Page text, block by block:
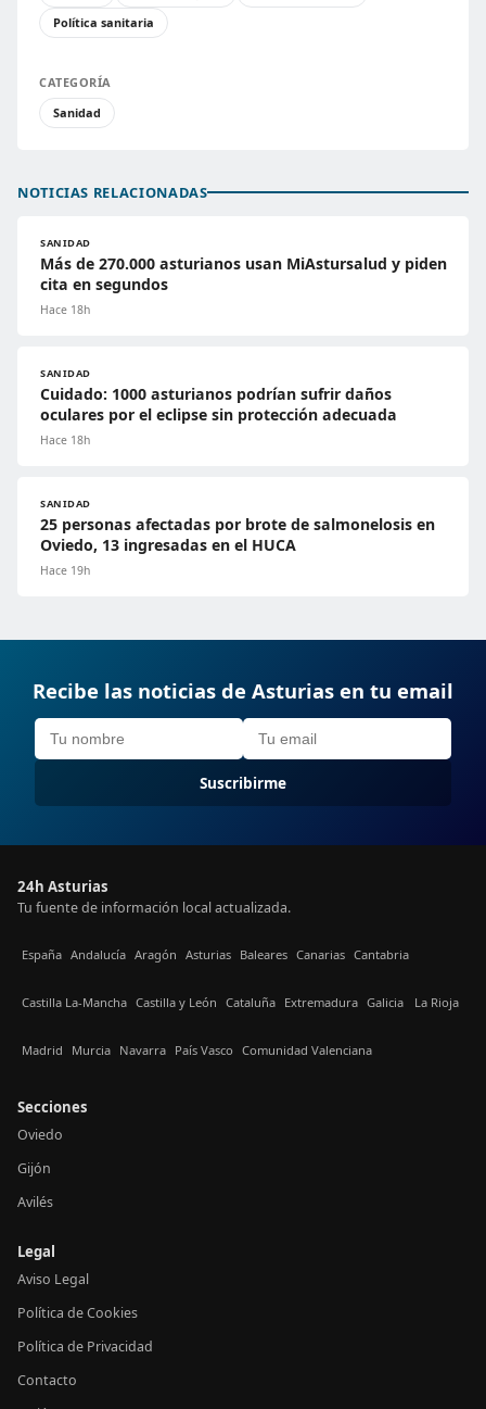
Política sanitaria
CATEGORÍA
Sanidad
NOTICIAS RELACIONADAS
SANIDAD
Más de 270.000 asturianos usan MiAstursalud y piden
cita en segundos
Hace 18h
SANIDAD
Cuidado: 1000 asturianos podrían sufrir daños
oculares por el eclipse sin protección adecuada
Hace 18h
SANIDAD
25 personas afectadas por brote de salmonelosis en
Oviedo, 13 ingresadas en el HUCA
Hace 19h
Recibe las noticias de Asturias en tu email
Suscribirme
24h Asturias
Tu fuente de información local actualizada.
España Andalucía Aragón Asturias Baleares Canarias Cantabria
Castilla La-Mancha Castilla y León Cataluña Extremadura Galicia La Rioja
Madrid Murcia Navarra País Vasco Comunidad Valenciana
Secciones
Oviedo
Gijón
Avilés
Legal
Aviso Legal
Política de Cookies
Política de Privacidad
Contacto